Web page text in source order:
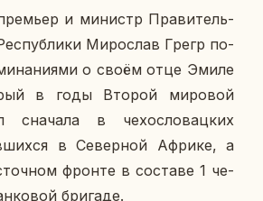
и ми­нистр Пра­ви­тель­
Ми­ро­слав Грегр по­
о своём отце Эмиле
в годы Второй ми­ро­вой
сна­ча­ла в че­хо­сло­вац­ких
в Се­вер­ной Африке, а
фронте в со­ста­ве 1 че­
бри­га­де.